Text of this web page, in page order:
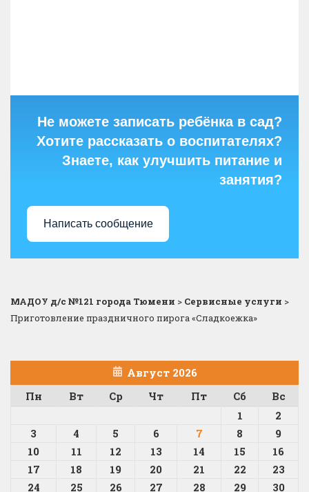
Не можете записать ребёнка в сад?
Хотите рассказать о воспитателях?
Знаете, как улучшить питание и
занятия?
Написать сообщение
МАДОУ д/с №121 города Тюмени > Сервисные услуги >
Приготовление праздничного пирога «Сладкоежка»
Август 2026
Пн
Вт Ср Чт Пт Сб
Вс
1
2
3
4 5 6 7 8
9
10
11 12 13 14 15
16
17
18 19 20 21 22
23
24
25 26 27 28 29 30